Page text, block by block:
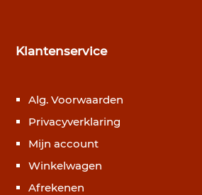
Klantenservice
Alg. Voorwaarden
Privacyverklaring
Mijn account
Winkelwagen
Afrekenen